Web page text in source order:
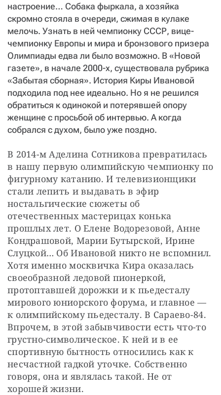
настроение… Собака фыркала, а хозяйка
скромно стояла в очереди, сжимая в кулаке
мелочь. Узнать в ней чемпионку СССР, вице-
чемпионку Европы и мира и бронзового призера
Олимпиады едва ли было возможно. В «Новой
газете», в начале 2000-х, существовала рубрика
«Забытая сборная». История Киры Ивановой
подходила под нее идеально. Но я не решился
обратиться к одинокой и потерявшей опору
женщине с просьбой об интервью. А когда
собрался с духом, было уже поздно.
В 2014-м Аделина Сотникова превратилась
в нашу первую олимпийскую чемпионку по
фигурному катанию. И телевизионщики
стали лепить и выдавать в эфир
ностальгические сюжеты об
отечественных мастерицах конька
прошлых лет. О Елене Водорезовой, Анне
Кондрашовой, Марии Бутырской, Ирине
Слуцкой… Об Ивановой никто не вспомнил.
Хотя именно москвичка Кира оказалась
своеобразной ледовой пионеркой,
протоптавшей дорожки и к пьедесталу
мирового юниорского форума, и главное —
к олимпийскому пьедесталу. В Сараево-84.
Впрочем, в этой забывчивости есть что-то
грустно-символическое. К ней и в ее
спортивную бытность относились как к
несчастной гадкой уточке. Собственно
говоря, она и являлась такой. Не от
хорошей жизни.